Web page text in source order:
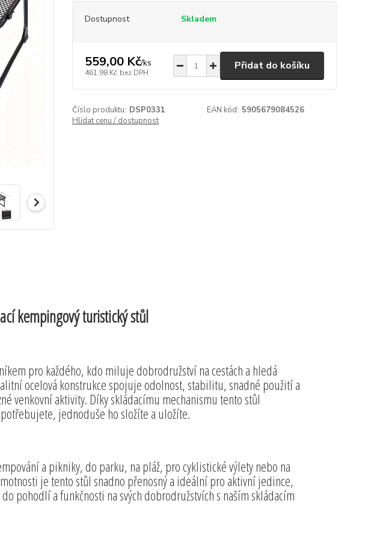
Dostupnost Skladem
559,00 Kč/ks
461,98 Kč bez DPH
Přidat do košíku
Číslo produktu: DSP0331 EAN kód: 5905679084526
Hlídat cenu / dostupnost
kempingový turistický stůl
pro každého, kdo miluje dobrodružství na cestách a hledá
ocelová konstrukce spojuje odolnost, stabilitu, snadné použití a
venkovní aktivity. Díky skládacímu mechanismu tento stůl
jednoduše ho složíte a uložíte.
a pikniky, do parku, na pláž, pro cyklistické výlety nebo na
je tento stůl snadno přenosný a ideální pro aktivní jedince,
pohodlí a funkčnosti na svých dobrodružstvích s naším skládacím